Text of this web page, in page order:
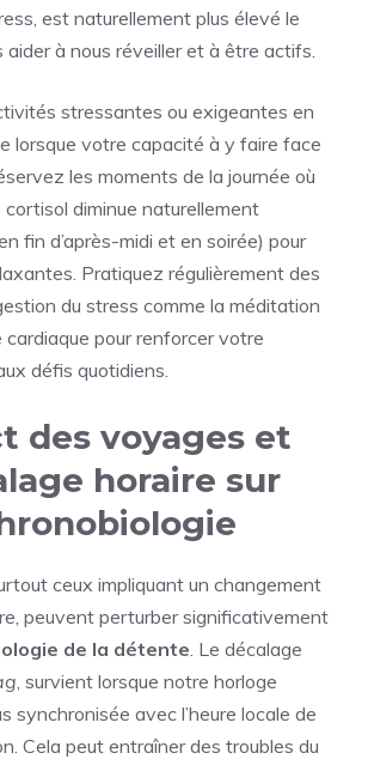
est naturellement plus élevé le
aider à nous réveiller et à être actifs.
stressantes ou exigeantes en
lorsque votre capacité à y faire face
les moments de la journée où
diminue naturellement
fin d’après-midi et en soirée) pour
Pratiquez régulièrement des
du stress comme la méditation
cardiaque pour renforcer votre
défis quotidiens.
des voyages et
horaire sur
ceux impliquant un changement
peuvent perturber significativement
de la détente. Le décalage
, survient lorsque notre horloge
synchronisée avec l’heure locale de
Cela peut entraîner des troubles du